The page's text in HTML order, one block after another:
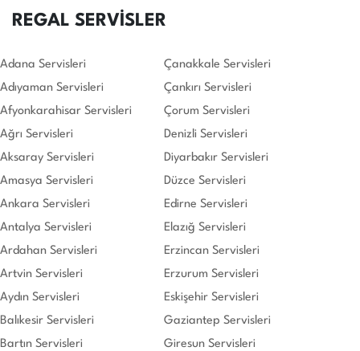
REGAL SERVİSLER
Adana Servisleri
Adıyaman Servisleri
Afyonkarahisar Servisleri
Ağrı Servisleri
Aksaray Servisleri
Amasya Servisleri
Ankara Servisleri
Antalya Servisleri
Ardahan Servisleri
Artvin Servisleri
Aydın Servisleri
Balıkesir Servisleri
Bartın Servisleri
Çanakkale Servisleri
Çankırı Servisleri
Çorum Servisleri
Denizli Servisleri
Diyarbakır Servisleri
Düzce Servisleri
Edirne Servisleri
Elazığ Servisleri
Erzincan Servisleri
Erzurum Servisleri
Eskişehir Servisleri
Gaziantep Servisleri
Giresun Servisleri